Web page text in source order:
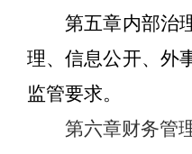
第五章内部治
理、信息公开、 外
监管要求。
第六章财务管